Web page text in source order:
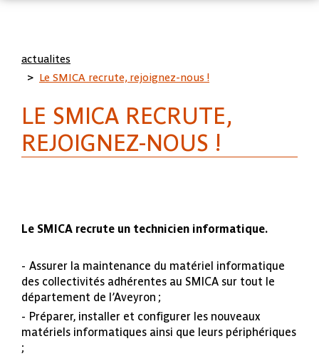
actualites
Le SMICA recrute, rejoignez-nous !
LE SMICA RECRUTE,
REJOIGNEZ-NOUS !
Le SMICA recrute un technicien informatique.
Assurer la maintenance du matériel informatique
des collectivités adhérentes au SMICA sur tout le
département de l’Aveyron ;
Préparer, installer et configurer les nouveaux
matériels informatiques ainsi que leurs périphériques
;